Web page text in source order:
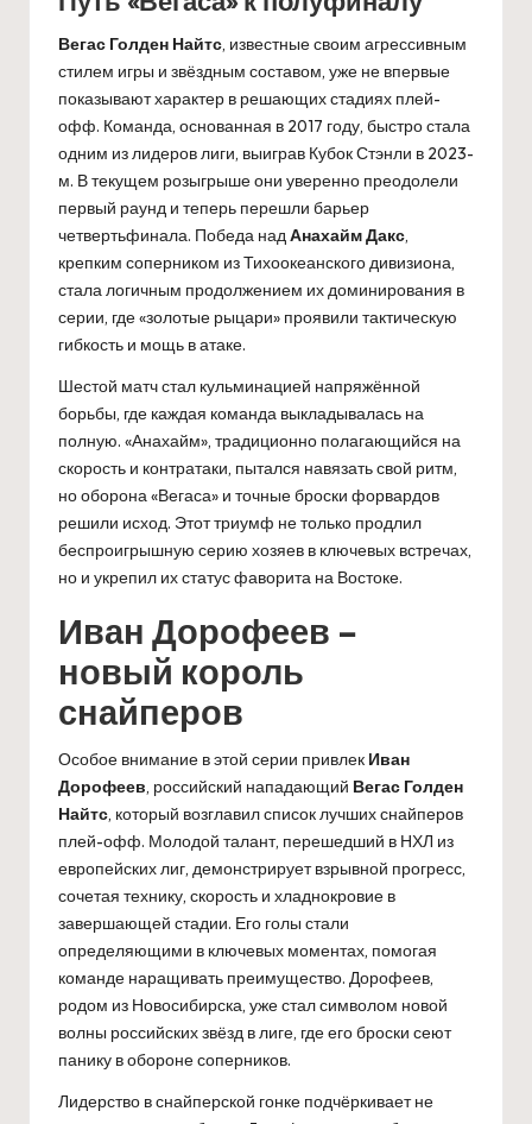
Вегас Голден Найтс, известные своим агрессивным
стилем игры и звёздным составом, уже не впервые
показывают характер в решающих стадиях плей-
офф. Команда, основанная в 2017 году, быстро стала
одним из лидеров лиги, выиграв Кубок Стэнли в 2023-
м. В текущем розыгрыше они уверенно преодолели
первый раунд и теперь перешли барьер
четвертьфинала. Победа надАнахайм Дакс,
крепким соперником из Тихоокеанского дивизиона,
стала логичным продолжением их доминирования в
серии, где «золотые рыцари» проявили тактическую
гибкость и мощь в атаке.
Шестой матч стал кульминацией напряжённой
борьбы, где каждая команда выкладывалась на
полную. «Анахайм», традиционно полагающийся на
скорость и контратаки, пытался навязать свой ритм,
но оборона «Вегаса» и точные броски форвардов
решили исход. Этот триумф не только продлил
беспроигрышную серию хозяев в ключевых встречах,
но и укрепил их статус фаворита на Востоке.
Иван Дорофеев –
новый король
снайперов
Особое внимание в этой серии привлек Иван
Дорофеев, российский нападающий Вегас Голден
Найтс, который возглавил список лучших снайперов
плей-офф. Молодой талант, перешедший в НХЛ из
европейских лиг, демонстрирует взрывной прогресс,
сочетая технику, скорость и хладнокровие в
завершающей стадии. Его голы стали
определяющими в ключевых моментах, помогая
команде наращивать преимущество. Дорофеев,
родом из Новосибирска, уже стал символом новой
волны российских звёзд в лиге, где его броски сеют
панику в обороне соперников.
Лидерство в снайперской гонке подчёркивает не